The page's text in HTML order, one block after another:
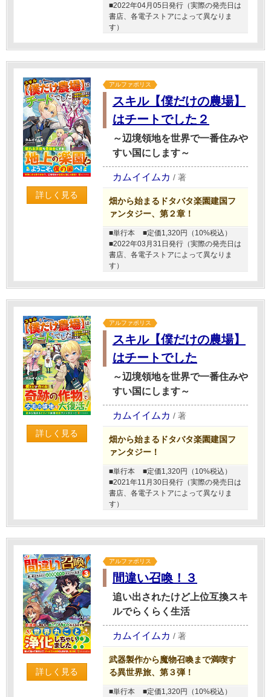
■2022年04月05日発行（実際の発売日は
書店、各電子ストアによって異なりま
す）
詳しく見る
アルファポリス
スキル【僕だけの農場】
はチートでした２
～辺境領地を世界で一番住みや
すい国にします～
カムイイムカ / 著
畑から始まるドタバタ楽園建国フ
ァンタジー、第２章！
■単行本
■定価1,320円（10%税込）
■2022年03月31日発行（実際の発売日は
書店、各電子ストアによって異なりま
す）
詳しく見る
アルファポリス
スキル【僕だけの農場】
はチートでした
～辺境領地を世界で一番住みや
すい国にします～
カムイイムカ / 著
畑から始まるドタバタ楽園建国フ
ァンタジー！
■単行本
■定価1,320円（10%税込）
■2021年11月30日発行（実際の発売日は
書店、各電子ストアによって異なりま
す）
詳しく見る
アルファポリス
間違い召喚！３
追い出されたけど上位互換スキ
ルでらくらく生活
カムイイムカ / 著
武器製作から魔物召喚まで満喫す
る異世界旅、第３弾！
■単行本
■定価1,320円（10%税込）